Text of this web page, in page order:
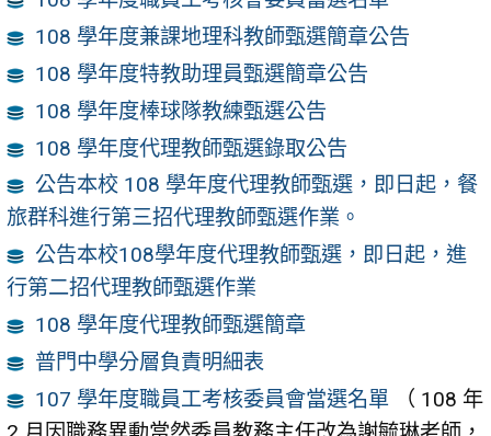
108 學年度兼課地理科教師甄選簡章公告
108 學年度特教助理員甄選簡章公告
108 學年度棒球隊教練甄選公告
108 學年度代理教師甄選錄取公告
公告本校 108 學年度代理教師甄選，即日起，餐
旅群科進行第三招代理教師甄選作業。
公告本校108學年度代理教師甄選，即日起，進
行第二招代理教師甄選作業
108 學年度代理教師甄選簡章
普門中學分層負責明細表
107 學年度職員工考核委員會當選名單
（ 108 年